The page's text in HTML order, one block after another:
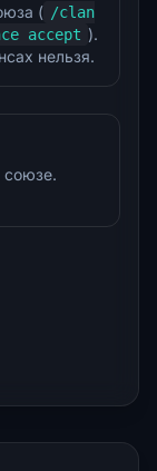
( /clan
accept ).
нельзя.
союзе.